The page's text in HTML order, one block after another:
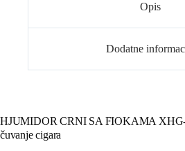
Opis
Dodatne
HJUMIDOR CRNI SA FIOKAMA XHG-
čuvanje cigara